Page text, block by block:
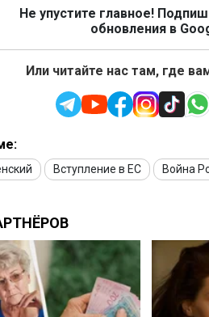
Не упустите главное!
обновления в
Или читайте нас там, где
Вступление в ЕС Война